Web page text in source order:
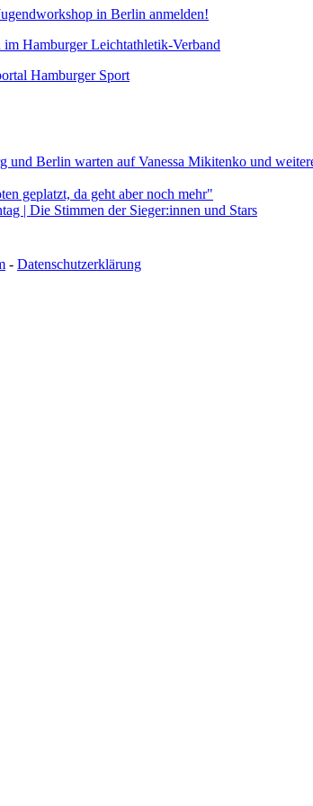
in Berlin anmelden!
Hamburger Leichtathletik-Verband
Hamburger Sport
Berlin warten auf Vanessa Mikitenko und
geplatzt, da geht aber noch mehr"
| Die Stimmen der Sieger:innen und Stars
- Datenschutzerklärung